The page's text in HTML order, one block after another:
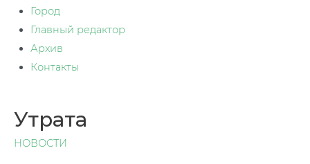
Город
Главный редактор
Архив
Контакты
Утрата
НОВОСТИ